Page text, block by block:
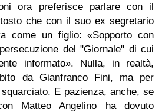
ora preferisce parlare con il
che con il suo ex segretario
come un figlio: «Sopporto con
del "Giornale" di cui
informato». Nulla, in realtà,
da Gianfranco Fini, ma per
E pazienza, anche, se
Matteo Angelino ha dovuto